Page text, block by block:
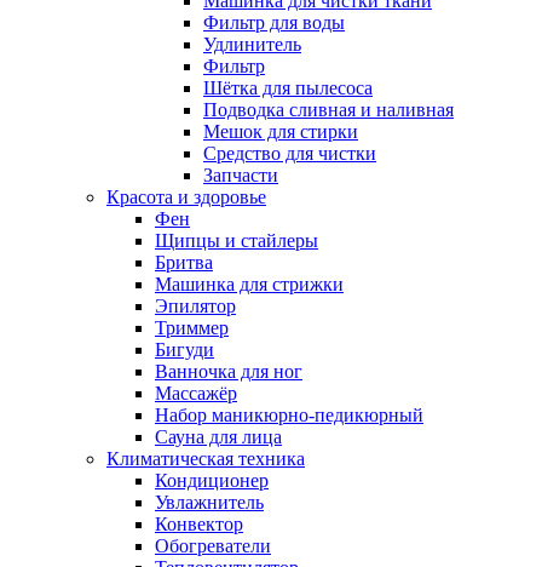
Фильтр для воды
Удлинитель
Фильтр
Шётка для пылесоса
Подводка сливная и наливная
Мешок для стирки
Средство для чистки
Запчасти
Красота и здоровье
Фен
Щипцы и стайлеры
Бритва
Машинка для стрижки
Эпилятор
Триммер
Бигуди
Ванночка для ног
Массажёр
Набор маникюрно-педикюрный
Сауна для лица
Климатическая техника
Кондиционер
Увлажнитель
Конвектор
Обогреватели